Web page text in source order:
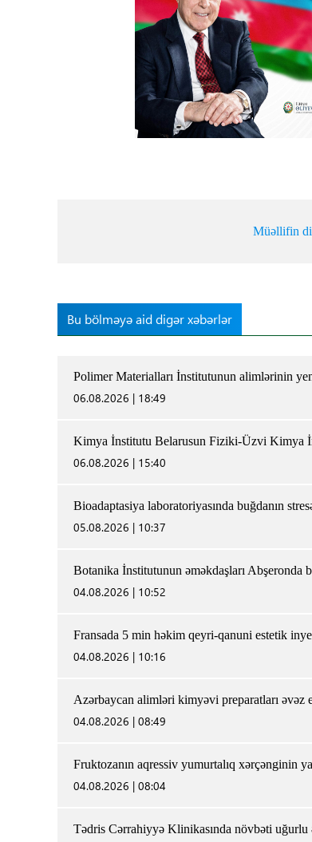
Müəllifin
Bu bölməyə aid digər xəbərlər
Polimer Materialları İnstitutunun alimlərinin
06.08.2026 | 18:49
Kimya İnstitutu Belarusun Fiziki-Üzvi Kimya
06.08.2026 | 15:40
Bioadaptasiya laboratoriyasında buğdanın
05.08.2026 | 10:37
Botanika İnstitutunun əməkdaşları Abşeronda
04.08.2026 | 10:52
Fransada 5 min həkim qeyri-qanuni estetik
04.08.2026 | 10:16
Azərbaycan alimləri kimyəvi preparatları
04.08.2026 | 08:49
Fruktozanın aqressiv yumurtalıq xərçənginin
04.08.2026 | 08:04
Tədris Cərrahiyyə Klinikasında növbəti uğurlu